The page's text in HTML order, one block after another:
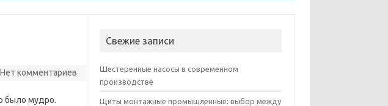
Нет комментариев
было мудро.
Свежие записи
Шестеренные насосы в современном
производстве
Щиты монтажные промышленные: выбор между